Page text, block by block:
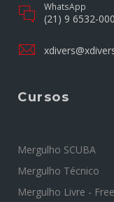
WhatsApp
(21) 9 6532-
Cursos
Mergulho SCUBA
Mergulho Técnico
Mergulho Livre -